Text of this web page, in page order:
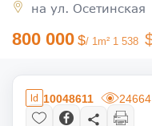
на ул. Осетинская
800 000 / 1m² 1 538
10048611 24664